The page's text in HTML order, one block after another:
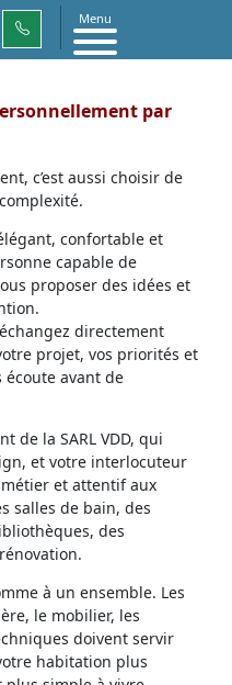
Menu
par
c’est aussi choisir de
confortable et
capable de
proposer des idées et
directement
projet, vos priorités et
écoute avant de
de la SARL VDD, qui
et votre interlocuteur
et attentif aux
salles de bain, des
des
à un ensemble. Les
le mobilier, les
doivent servir
habitation plus